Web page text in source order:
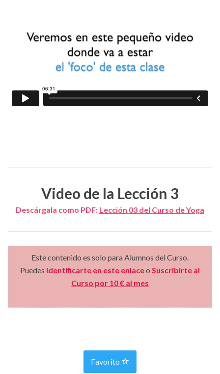
Video de la Lección 3
Descárgala como PDF: Lección 03 del Curso de Yoga
Este contenido es solo para Alumnos del Curso.
Puedes identificarte en este enlaceo Suscribirte al
Curso por 10 € al mes
Favorito